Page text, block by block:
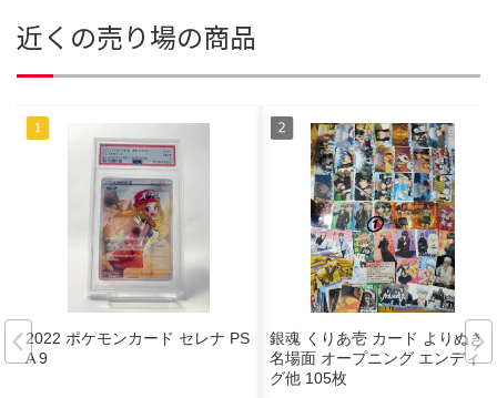
近くの売り場の商品
2022 ポケモンカード セレナ PS
A 9
銀魂 くりあ壱 カード よりぬき
名場面 オープニング エンディン
グ他 105枚